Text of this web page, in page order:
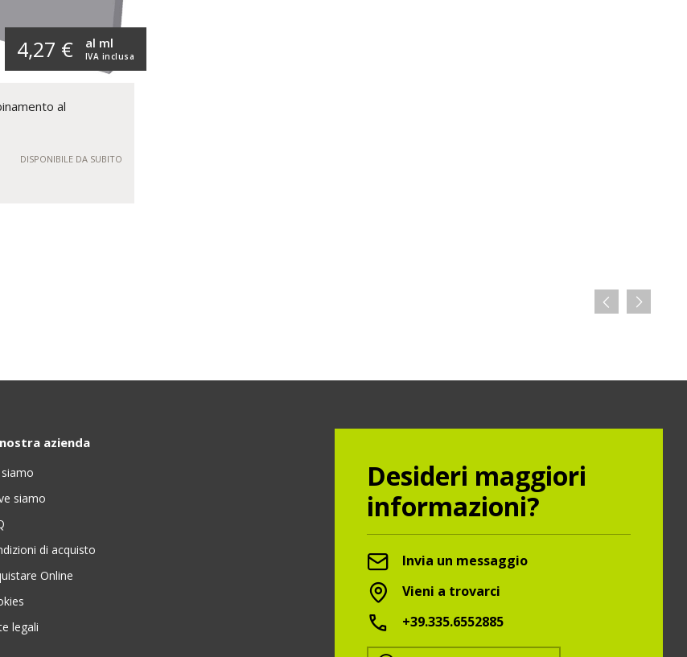
4,27 € IVA inclusa
al ml
al
DISPONIBILE DA SUBITO
azienda
siamo
di acquisto
Online
legali
Desideri maggiori
informazioni?
Invia un messaggio
Vieni a trovarci
+39.335.6552885